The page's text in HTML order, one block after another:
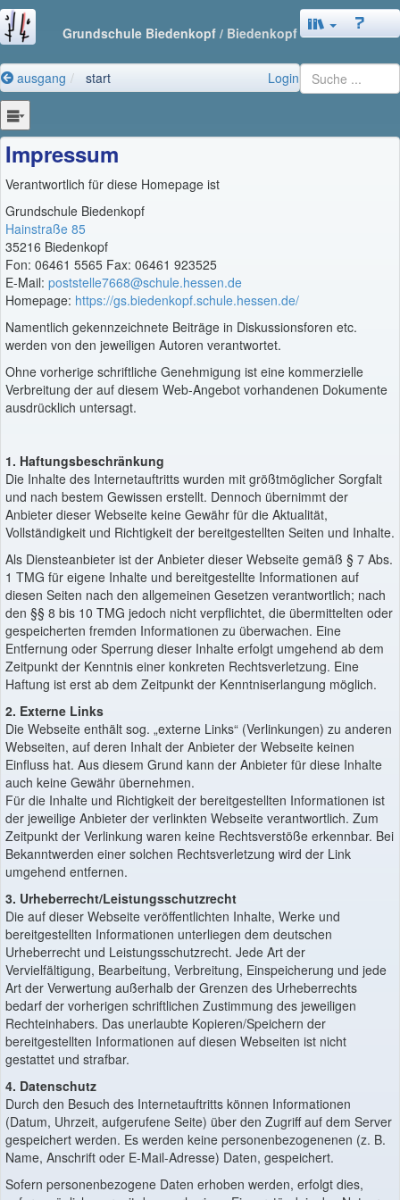
Grundschule Biedenkopf / Biedenkopf
ausgang start Login
Impressum
Verantwortlich für diese Homepage ist
Grundschule Biedenkopf
Hainstraße 85
35216 Biedenkopf
Fon: 06461 5565 Fax: 06461 923525
E-Mail: poststelle7668@schule.hessen.de
Homepage: https://gs.biedenkopf.schule.hessen.de/
Namentlich gekennzeichnete Beiträge in Diskussionsforen etc.
werden von den jeweiligen Autoren verantwortet.
Ohne vorherige schriftliche Genehmigung ist eine kommerzielle
Verbreitung der auf diesem Web-Angebot vorhandenen Dokumente
ausdrücklich untersagt.
1. Haftungsbeschränkung
Die Inhalte des Internetauftritts wurden mit größtmöglicher Sorgfalt
und nach bestem Gewissen erstellt. Dennoch übernimmt der
Anbieter dieser Webseite keine Gewähr für die Aktualität,
Vollständigkeit und Richtigkeit der bereitgestellten Seiten und Inhalte.
Als Diensteanbieter ist der Anbieter dieser Webseite gemäß § 7 Abs.
1 TMG für eigene Inhalte und bereitgestellte Informationen auf
diesen Seiten nach den allgemeinen Gesetzen verantwortlich; nach
den §§ 8 bis 10 TMG jedoch nicht verpflichtet, die übermittelten oder
gespeicherten fremden Informationen zu überwachen. Eine
Entfernung oder Sperrung dieser Inhalte erfolgt umgehend ab dem
Zeitpunkt der Kenntnis einer konkreten Rechtsverletzung. Eine
Haftung ist erst ab dem Zeitpunkt der Kenntniserlangung möglich.
2. Externe Links
Die Webseite enthält sog. „externe Links“ (Verlinkungen) zu anderen
Webseiten, auf deren Inhalt der Anbieter der Webseite keinen
Einfluss hat. Aus diesem Grund kann der Anbieter für diese Inhalte
auch keine Gewähr übernehmen.
Für die Inhalte und Richtigkeit der bereitgestellten Informationen ist
der jeweilige Anbieter der verlinkten Webseite verantwortlich. Zum
Zeitpunkt der Verlinkung waren keine Rechtsverstöße erkennbar. Bei
Bekanntwerden einer solchen Rechtsverletzung wird der Link
umgehend entfernen.
3. Urheberrecht/Leistungsschutzrecht
Die auf dieser Webseite veröffentlichten Inhalte, Werke und
bereitgestellten Informationen unterliegen dem deutschen
Urheberrecht und Leistungsschutzrecht. Jede Art der
Vervielfältigung, Bearbeitung, Verbreitung, Einspeicherung und jede
Art der Verwertung außerhalb der Grenzen des Urheberrechts
bedarf der vorherigen schriftlichen Zustimmung des jeweiligen
Rechteinhabers. Das unerlaubte Kopieren/Speichern der
bereitgestellten Informationen auf diesen Webseiten ist nicht
gestattet und strafbar.
4. Datenschutz
Durch den Besuch des Internetauftritts können Informationen
(Datum, Uhrzeit, aufgerufene Seite) über den Zugriff auf dem Server
gespeichert werden. Es werden keine personenbezogenenen (z. B.
Name, Anschrift oder E-Mail-Adresse) Daten, gespeichert.
Sofern personenbezogene Daten erhoben werden, erfolgt dies,